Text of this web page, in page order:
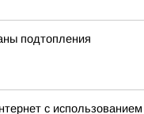
подтопления
с